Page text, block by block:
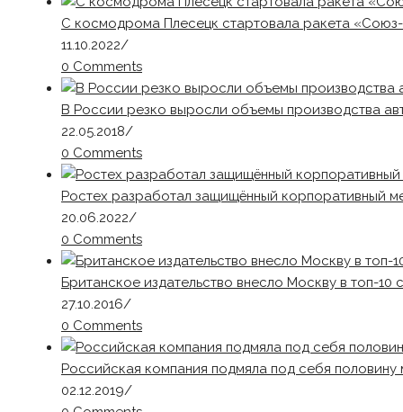
С космодрома Плесецк стартовала ракета
11.10.2022/
0 Comments
В России резко выросли объемы производства
22.05.2018/
0 Comments
Ростех разработал защищённый корпоративный
20.06.2022/
0 Comments
Британское издательство внесло Москву в топ-
27.10.2016/
0 Comments
Российская компания подмяла под себя
02.12.2019/